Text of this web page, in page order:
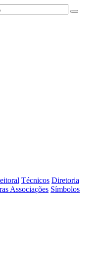
Técnicos Diretoria
Associações Símbolos